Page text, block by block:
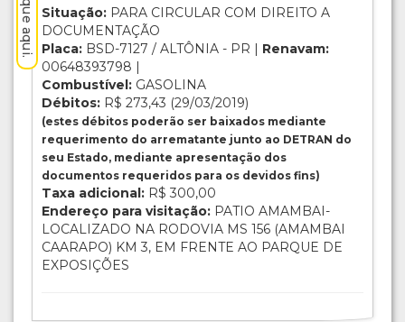
Situação: PARA CIRCULAR COM DIREITO A
DOCUMENTAÇÃO
Placa: BSD-7127 / ALTÔNIA - PR | Renavam:
00648393798 |
Combustível: GASOLINA
Débitos: R$ 273,43 (29/03/2019)
(estes débitos poderão ser baixados mediante
requerimento do arrematante junto ao DETRAN do
seu Estado, mediante apresentação dos
documentos requeridos para os devidos fins)
Taxa adicional: R$ 300,00
Endereço para visitação: PATIO AMAMBAI-
LOCALIZADO NA RODOVIA MS 156 (AMAMBAI
CAARAPO) KM 3, EM FRENTE AO PARQUE DE
EXPOSIÇÕES